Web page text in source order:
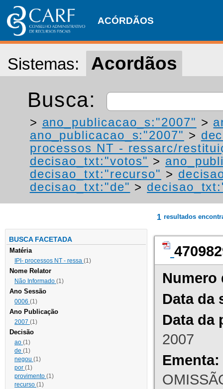
ACÓRDÃOS
Sistemas: Acordãos
Busca:
> ano_publicacao_s:"2007" >
ano_publicacao_s:"2007" >
processos NT - ressarc/
decisao_txt:"votos" >
decisao_txt:"recurso" >
decisao_txt:"de" >
BUSCA FACETADA
Matéria
IPI- processos NT - ressa (1)
Nome Relator
Não Informado (1)
Ano Sessão
0006 (1)
Ano Publicação
2007 (1)
Decisão
ao (1)
de (1)
negou (1)
por (1)
provimento (1)
recurso (1)
1 resultados
Numero
Data da
Data da
2007
Ementa: